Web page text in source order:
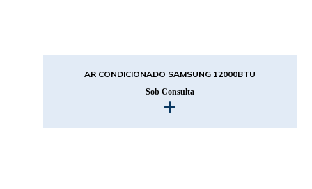
AR CONDICIONADO SAMSUNG 12000BTU
Sob Consulta